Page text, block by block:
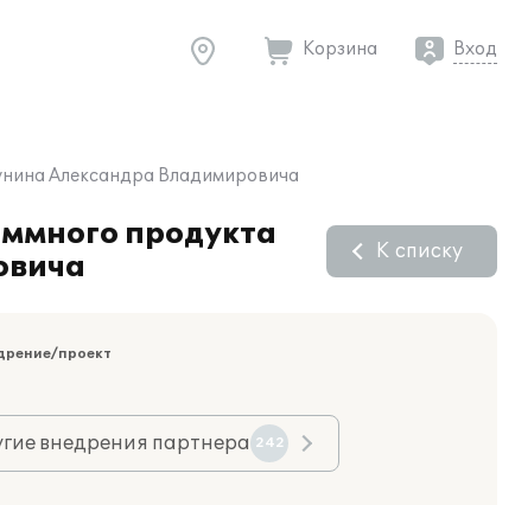
Корзина Вход
Александра Владимировича
продукта
К списку
проект
внедрения партнера 242